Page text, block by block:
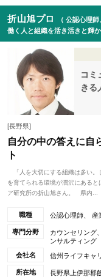
折山旭プロ
（ 公認心理
働く人と組織を活き活きと輝
コミ
きる
[長野県]
自分の中の答えに自
ト
「人を大切にする組織は多い。
を育てられる環境が潤沢にある
ア研究所の折山旭さん。 県内...
職種 公認心理師、 産
専門分野
カウンセリング
ンサルティング
会社名
信州ライフキャ
所在地 長野県上伊那郡